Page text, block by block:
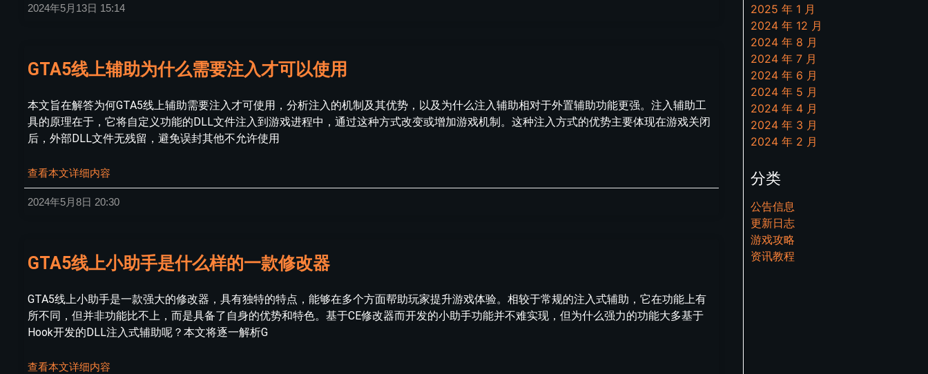
2024年5月13日 15:14
GTA5线上辅助为什么需要注入才可以使用
本文旨在解答为何GTA5线上辅助需要注入才可使用，分析注入的机制及其优势，以及为什么注入辅助相对于外置辅助功能更强。注入辅助工
具的原理在于，它将自定义功能的DLL文件注入到游戏进程中，通过这种方式改变或增加游戏机制。这种注入方式的优势主要体现在游戏关闭
后，外部DLL文件无残留，避免误封其他不允许使用
查看本文详细内容
2024年5月8日 20:30
GTA5线上小助手是什么样的一款修改器
GTA5线上小助手是一款强大的修改器，具有独特的特点，能够在多个方面帮助玩家提升游戏体验。相较于常规的注入式辅助，它在功能上有
所不同，但并非功能比不上，而是具备了自身的优势和特色。基于CE修改器而开发的小助手功能并不难实现，但为什么强力的功能大多基于
Hook开发的DLL注入式辅助呢？本文将逐一解析G
查看本文详细内容
2025 年 1 月
2024 年 12 月
2024 年 8 月
2024 年 7 月
2024 年 6 月
2024 年 5 月
2024 年 4 月
2024 年 3 月
2024 年 2 月
分类
公告信息
更新日志
游戏攻略
资讯教程